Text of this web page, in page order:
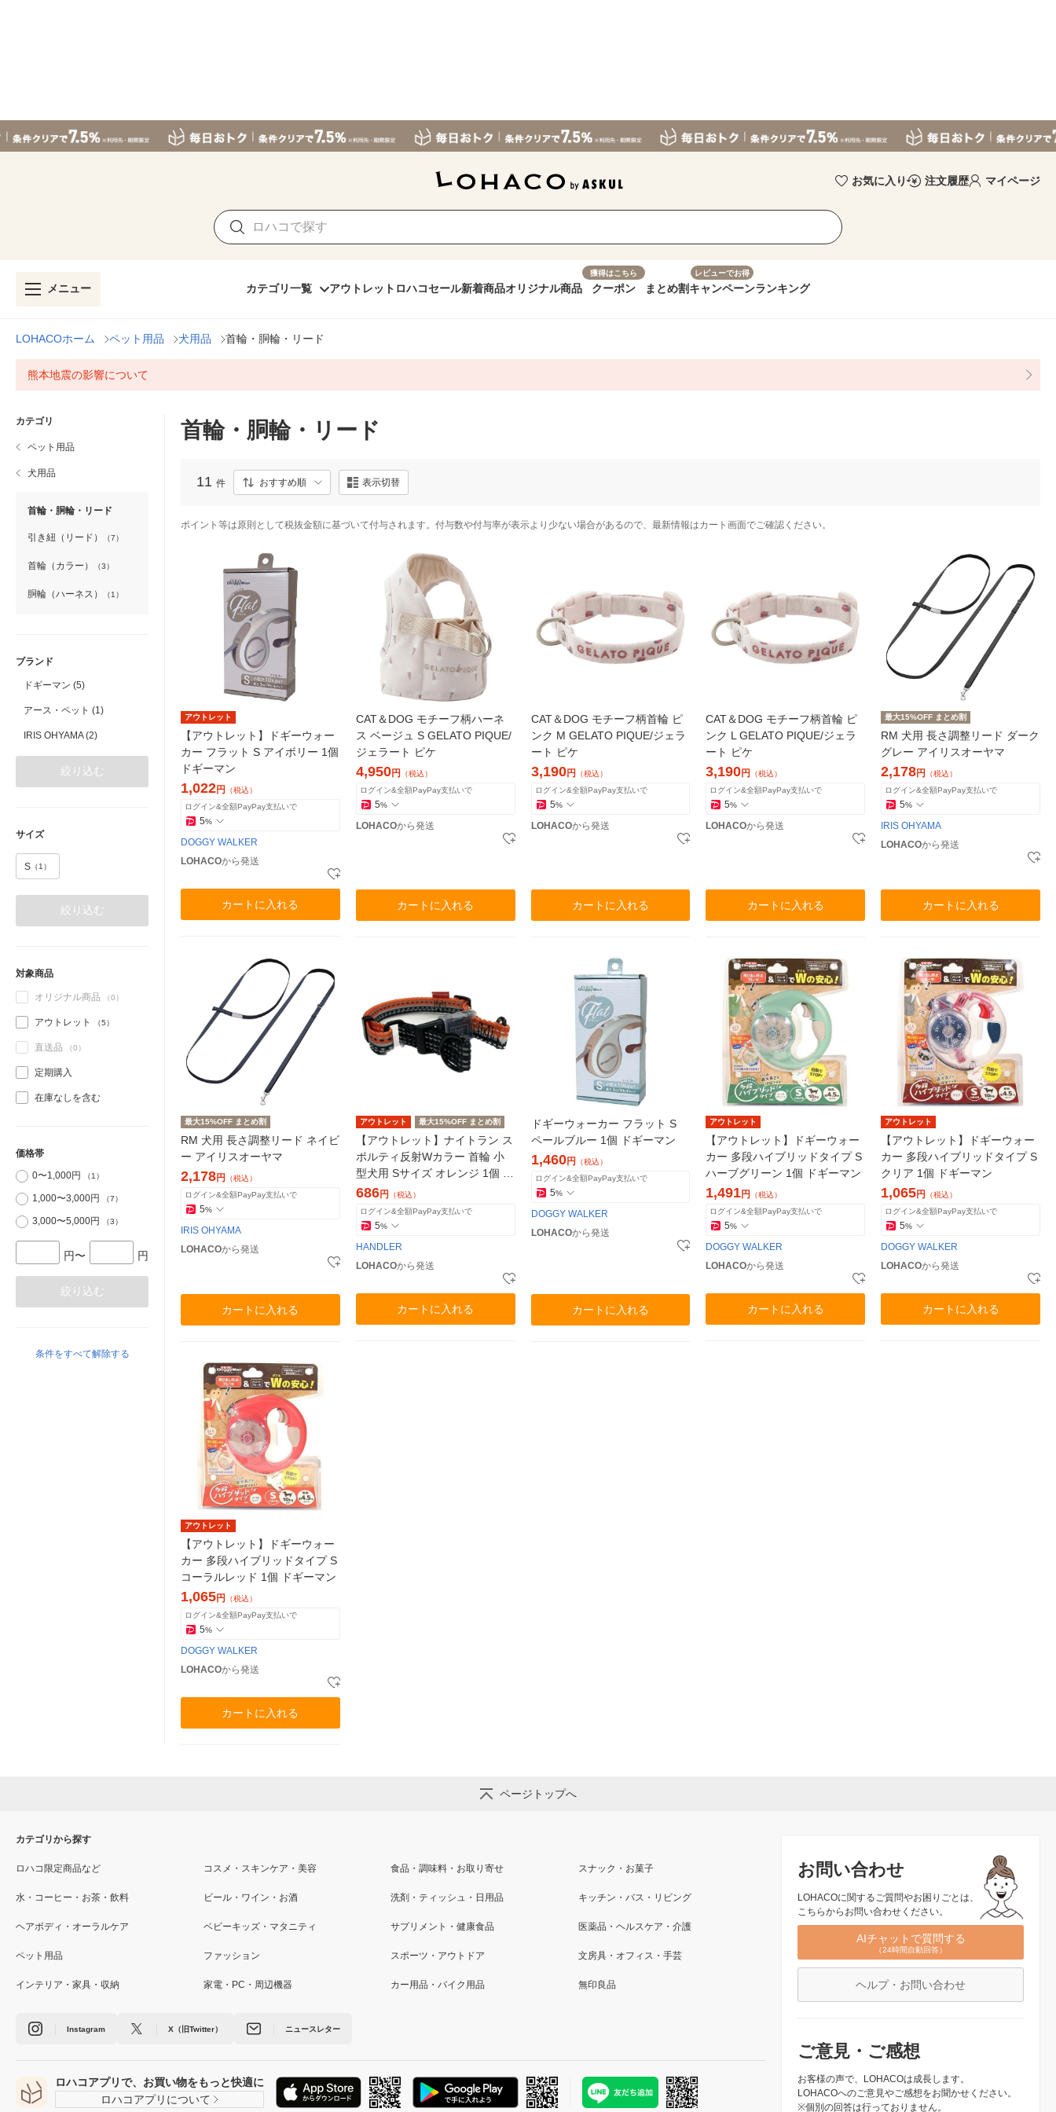
お気に入り 注文履歴 マイページ
メニュー カテゴリ一覧 アウトレット ロハコセール新着商品オリジナル商品
獲得はこちら
クーポン まとめ割
レビューでお得
キャンペーンランキング
LOHACOホーム ペット用品 犬用品 首輪・胴輪・リード
熊本地震の影響について
カテゴリ
ペット用品
犬用品
首輪・胴輪・リード
引き紐（リード） （7）
首輪（カラー） （3）
胴輪（ハーネス） （1）
ブランド
ドギーマン (5)
アース・ペット (1)
IRIS OHYAMA (2)
絞り込む
サイズ
S （1）
絞り込む
対象商品
オリジナル商品 （0）
アウトレット （5）
直送品 （0）
定期購入
在庫なしを含む
価格帯
0〜1,000円
（1）
1,000〜3,000円 （7）
3,000〜5,000円 （3）
円〜 円
絞り込む
条件をすべて解除する
首輪・胴輪・リード
11 件 おすすめ順 表示切替
ポイント等は原則として税抜金額に基づいて付与されます。付与数や付与率が表示より少ない場合があるので、最新情報はカート画面でご確認ください。
アウトレット
【アウトレット】ドギーウォー
カー フラット S アイボリー 1個
ドギーマン
1,022円 （税込）
ログイン&全額PayPay支払いで
5%
DOGGY WALKER
LOHACOから発送
カートに入れる
CAT＆DOG モチーフ柄ハーネ
ス ベージュ S GELATO PIQUE/
ジェラート ピケ
4,950円 （税込）
ログイン&全額PayPay支払いで
5%
LOHACOから発送
カートに入れる
CAT＆DOG モチーフ柄首輪 ピ
ンク M GELATO PIQUE/ジェラ
ート ピケ
3,190円 （税込）
ログイン&全額PayPay支払いで
5%
LOHACOから発送
カートに入れる
CAT＆DOG モチーフ柄首輪 ピ
ンク L GELATO PIQUE/ジェラ
ート ピケ
3,190円
（税込）
ログイン&全額PayPay支払いで
5%
LOHACOから発送
カートに入れる
最大15%OFF まとめ割
RM 犬用 長さ調整リード ダーク
グレー アイリスオーヤマ
2,178円
（税込）
ログイン&全額PayPay支払いで
5%
IRIS OHYAMA
LOHACOから発送
カートに入れる
最大15%OFF まとめ割
RM 犬用 長さ調整リード ネイビ
ー アイリスオーヤマ
2,178円 （税込）
ログイン&全額PayPay支払いで
5%
IRIS OHYAMA
LOHACOから発送
カートに入れる
アウトレット 最大15%OFF まとめ割
【アウトレット】ナイトラン ス
ポルティ反射Wカラー 首輪 小
型犬用 Sサイズ オレンジ 1個 ア
ースペット
686円 （税込）
ログイン&全額PayPay支払いで
5%
HANDLER
LOHACOから発送
カートに入れる
ドギーウォーカー フラット S
ペールブルー 1個 ドギーマン
1,460円 （税込）
ログイン&全額PayPay支払いで
5%
DOGGY WALKER
LOHACOから発送
カートに入れる
アウトレット
【アウトレット】ドギーウォー
カー 多段ハイブリッドタイプ S
ハーブグリーン 1個 ドギーマン
1,491円
（税込）
ログイン&全額PayPay支払いで
5%
DOGGY WALKER
LOHACOから発送
カートに入れる
アウトレット
【アウトレット】ドギーウォー
カー 多段ハイブリッドタイプ S
クリア 1個 ドギーマン
1,065円
（税込）
ログイン&全額PayPay支払いで
5%
DOGGY WALKER
LOHACOから発送
カートに入れる
アウトレット
【アウトレット】ドギーウォー
カー 多段ハイブリッドタイプ S
コーラルレッド 1個 ドギーマン
1,065円
（税込）
ログイン&全額PayPay支払いで
5%
DOGGY WALKER
LOHACOから発送
カートに入れる
ページトップへ
お問い合わせ
LOHACOに関するご質問やお困りごとは、
こちらからお問い合わせください。
AIチャットで質問する
（24時間自動回答）
ヘルプ・お問い合わせ
ご意見・ご感想
お客様の声で、LOHACOは成長します。
LOHACOへのご意見やご感想をお聞かせください。
※個別の回答は行っておりません。
カテゴリから探す
ロハコ限定商品など コスメ・スキンケア・美容 食品・調味料・お取り寄せ スナック・お菓子
水・コーヒー・お茶・飲料 ビール・ワイン・お酒 洗剤・ティッシュ・日用品 キッチン・バス・リビング
ヘアボディ・オーラルケア ベビーキッズ・マタニティ サプリメント・健康食品 医薬品・ヘルスケア・介護
ペット用品 ファッション スポーツ・アウトドア 文房具・オフィス・手芸
インテリア・家具・収納 家電・PC・周辺機器 カー用品・バイク用品 無印良品
Instagram X（旧Twitter） ニュースレター
ロハコアプリで、お買い物をもっと快適に
ロハコアプリについて